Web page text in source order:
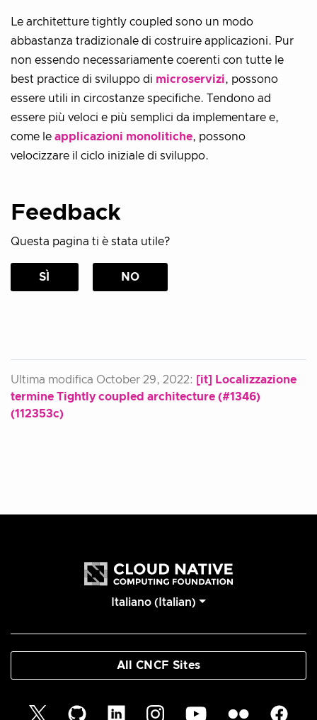
Le architetture tightly coupled sono un modo
abbastanza tradizionale di costruire applicazioni. Pur
non essendo necessariamente coerenti con tutte le
best practice di sviluppo di microservizi, possono
essere utili in circostanze specifiche. Tendono ad
essere più veloci e più semplici da implementare e,
come le applicazioni monolitiche, possono
velocizzare il ciclo iniziale di sviluppo.
Feedback
Questa pagina ti è stata utile?
SÌ NO
Ultima modifica October 29, 2022: [it] Localizzazione
termine Tightly coupled architecture (#1346)
(112353c)
Italiano (Italian)
All CNCF Sites